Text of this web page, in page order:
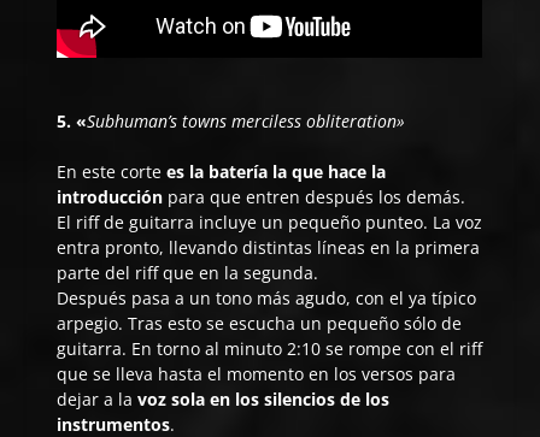
5. «Subhuman’s towns merciless obliteration»
En este cortees la batería la que hace la
introducción para que entren después los demás.
El riff de guitarra incluye un pequeño punteo. La voz
entra pronto, llevando distintas líneas en la primera
parte del riff que en la segunda.
Después pasa a un tono más agudo, con el ya típico
arpegio. Tras esto se escucha un pequeño sólo de
guitarra. En torno al minuto 2:10 se rompe con el riff
que se lleva hasta el momento en los versos para
dejar a lavoz sola en los silencios de los
instrumentos.